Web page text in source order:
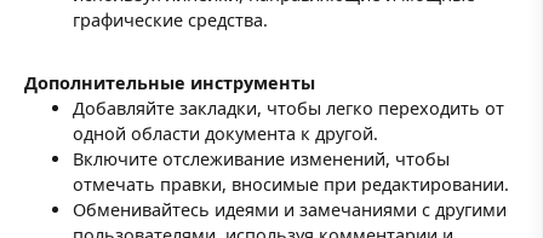
графические средства.
Дополнительные инструменты
Добавляйте закладки, чтобы легко переходить от
одной области документа к другой.
Включите отслеживание изменений, чтобы
отмечать правки, вносимые при редактировании.
Обменивайтесь идеями и замечаниями с другими